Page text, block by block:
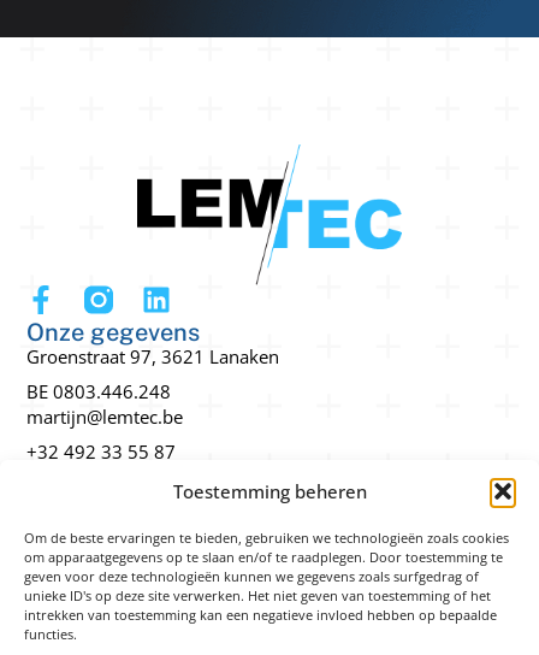
Toestemming beheren
Om de beste ervaringen te bieden, gebruiken we technologieën zoals cookies
om apparaatgegevens op te slaan en/of te raadplegen. Door toestemming te
geven voor deze technologieën kunnen we gegevens zoals surfgedrag of
unieke ID's op deze site verwerken. Het niet geven van toestemming of het
intrekken van toestemming kan een negatieve invloed hebben op bepaalde
functies.
Lasersnijden en graveren
Technisch tekenwerk
Realisaties
Onze gegevens
Groenstraat 97, 3621 Lanaken
BE 0803.446.248
martijn@lemtec.be
+32 492 33 55 87
Wettelijk